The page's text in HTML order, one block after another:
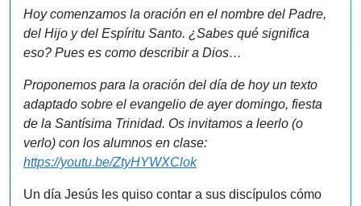
Hoy comenzamos la oración en el nombre del Padre,
del Hijo y del Espíritu Santo. ¿Sabes qué significa
eso? Pues es como describir a Dios…
Proponemos para la oración del día de hoy un texto
adaptado sobre el evangelio de ayer domingo, fiesta
de la Santísima Trinidad. Os invitamos a leerlo (o
verlo) con los alumnos en clase:
https://youtu.be/ZtyHYWXClok
Un día Jesús les quiso contar a sus discípulos cómo